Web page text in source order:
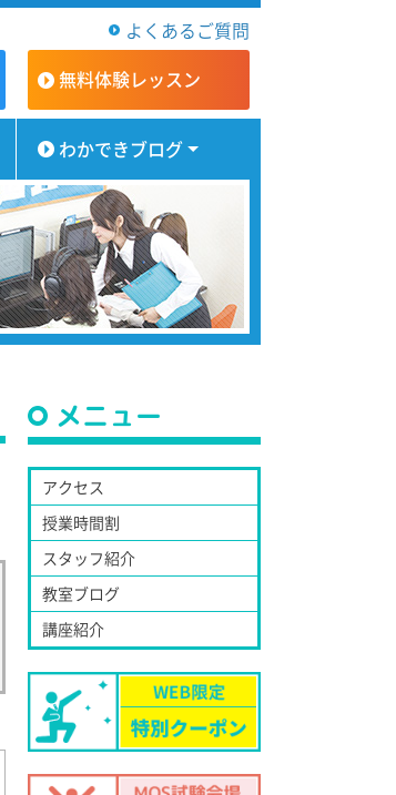
よくあるご質問
無料体験レッスン
わかできブログ
メニュー
アクセス
授業時間割
スタッフ紹介
教室ブログ
講座紹介